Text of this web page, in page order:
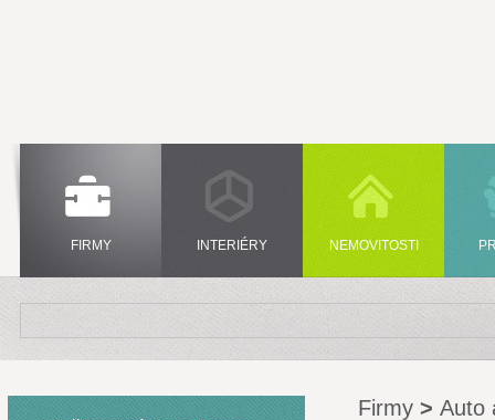
FIRMY INTERIÉRY NEMOVITOSTI
Firmy > Auto